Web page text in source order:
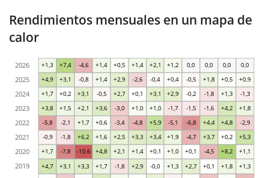
Rendimientos mensuales en un mapa de
calor
+4,7 +3,1 +3,3 +1,7 -1,8 +2,9 -0,0 +1,3 +2,7 +0,1 +1,8 +1,3
+1,7 -7,8 -10,6 +4,8 +2,1 +1,4 +0,1 +1,0 +0,1 -4,5 +8,2 +1,1
-0,9 -1,8 +6,2 +1,6 +2,5 +3,3 +3,4 +1,9 -4,7 +3,7 +0,2 +5,3
-5,8 -2,1 +1,7 +0,6 -3,4 -4,8 +5,9 -5,1 -6,8 +4,4 +4,8 -2,9
+3,8 +1,5 +2,1 +3,6 -3,0 +1,0 +1,0 -1,7 -1,5 -1,6 +4,2 +1,8
+1,7 +0,2 +3,1 -0,5 +2,7 +0,1 +3,1 +2,9 -0,2 -1,8 +1,3 -1,3
+4,9 +3,1 -0,8 +1,4 +2,9 -2,6 -0,4 +0,4 -0,5 +1,8 +0,5 +0,9
+1,3 +7,4 -4,6 +1,4 +0,5 +1,4 +2,1 +1,2 0,0 0,0 0,0 0,0
2019
2020
2021
2022
2023
2024
2025
2026